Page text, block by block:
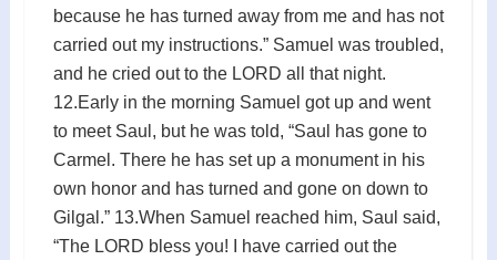
because he has turned away from me and has not
carried out my instructions.” Samuel was troubled,
and he cried out to the LORD all that night.
12.Early in the morning Samuel got up and went
to meet Saul, but he was told, “Saul has gone to
Carmel. There he has set up a monument in his
own honor and has turned and gone on down to
Gilgal.” 13.When Samuel reached him, Saul said,
“The LORD bless you! I have carried out the